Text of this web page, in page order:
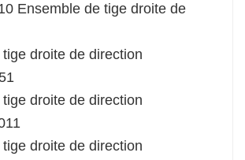
production de carcasses et
cabines de camions lourds,
d'expérience technique et
l'essieu, la cabine,
transmission et les accessoires,
sièges, les pneus, les pièces en
et l'huile de base sont tous
Ensemble de tige droite de
droite de direction
droite de direction
droite de direction